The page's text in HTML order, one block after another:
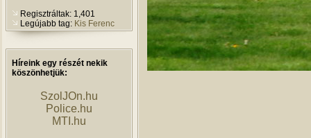
Regisztráltak: 1,401
Legújabb tag: Kis Ferenc
Híreink egy részét nekik
köszönhetjük:
SzolJOn.hu
Police.hu
MTI.hu